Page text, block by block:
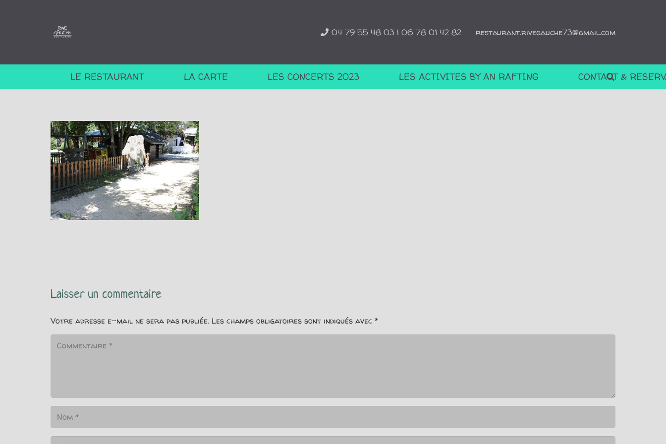
04 79 55 48 03 | 06 78 01 42 82 restaurant.rivegauche73@gmail.com
LE RESTAURANT LA CARTE LES CONCERTS 2023 LES ACTIVITES BY AN RAFTING CONTACT &
Laisser un commentaire
Votre adresse e-mail ne sera pas publiée. Les champs obligatoires sont indiqués avec *